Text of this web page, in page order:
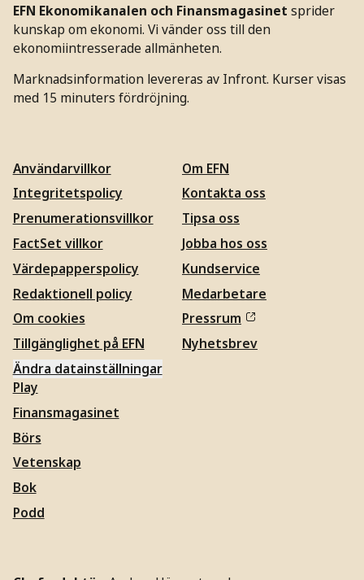
EFN Ekonomikanalen och Finansmagasinet sprider
kunskap om ekonomi. Vi vänder oss till den
ekonomiintresserade allmänheten.
Marknadsinformation levereras av Infront. Kurser visas
med 15 minuters fördröjning.
Användarvillkor
Integritetspolicy
Prenumerationsvillkor
FactSet villkor
Värdepapperspolicy
Redaktionell policy
Om cookies
Tillgänglighet på EFN
Ändra datainställningar
Om EFN
Kontakta oss
Tipsa oss
Jobba hos oss
Kundservice
Medarbetare
Pressrum
Nyhetsbrev
Play
Finansmagasinet
Börs
Vetenskap
Bok
Podd